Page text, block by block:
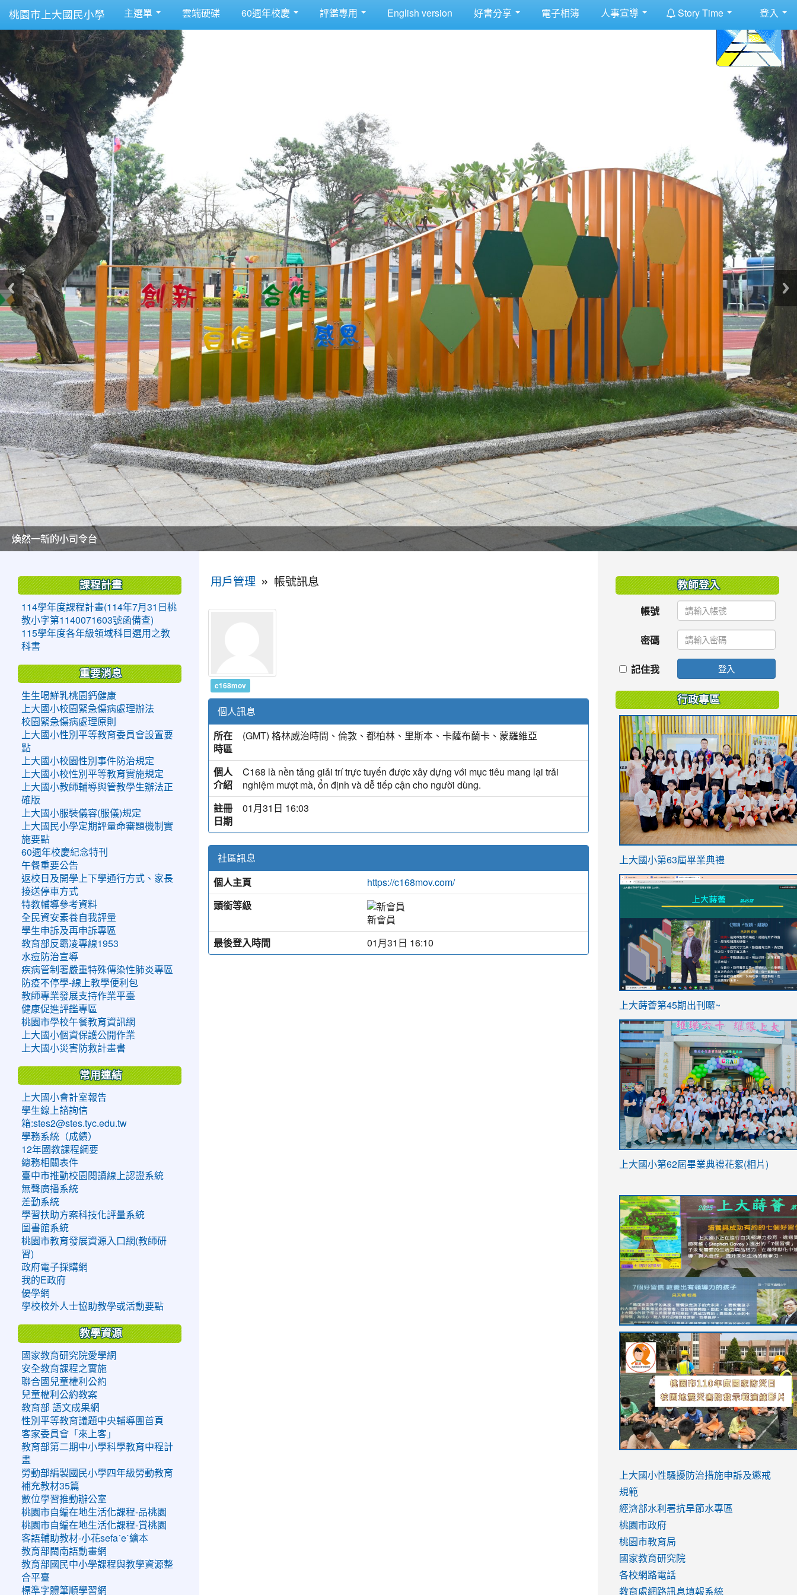
桃園市上大國民小學 主選單 雲端硬碟 60週年校慶 評鑑專用 English version 好書分享 電子相簿 人事宣導 Story Time 登入
美麗的操場是我們活力的來源
美麗的操場是我們活力的來源
煥然一新的小司令台
煥然一新的小司令台
富含桃園埤塘田園風光意象的中廊
富含桃園埤塘田園風光意象的中廊
嶄新的中庭廣場
嶄新的中庭廣場
水生池生生不息
水生池生生不息
用戶管理 » 帳號訊息
c168mov
個人訊息
所在
時區
(GMT) 格林威治時間、倫敦、都柏林、里斯本、卡薩布蘭卡、蒙羅維亞
個人
介紹
C168 là nền tảng giải trí trực tuyến được xây dựng với mục tiêu mang lại trải
nghiệm mượt mà, ổn định và dễ tiếp cận cho người dùng.
註冊
日期
01月31日 16:03
社區訊息
個人主頁
https://c168mov.com/
頭銜等級
新會員
最後登入時間
01月31日 16:10
課程計畫
114學年度課程計畫(114年7月31日桃
教小字第1140071603號函備查)
115學年度各年級領域科目選用之教
科書
重要消息
生生喝鮮乳桃園鈣健康
上大國小校園緊急傷病處理辦法
校園緊急傷病處理原則
上大國小性別平等教育委員會設置要
點
上大國小校園性別事件防治規定
上大國小校性別平等教育實施規定
上大國小教師輔導與管教學生辦法正
確版
上大國小服裝儀容(服儀)規定
上大國民小學定期評量命審題機制實
施要點
60週年校慶紀念特刊
午餐重要公告
返校日及開學上下學通行方式、家長
接送停車方式
特教輔導參考資料
全民資安素養自我評量
學生申訴及再申訴專區
教育部反霸凌專線1953
水痘防治宣導
疾病管制署嚴重特殊傳染性肺炎專區
防疫不停學-線上教學便利包
教師專業發展支持作業平臺
健康促進評鑑專區
桃園市學校午餐教育資訊網
上大國小個資保護公開作業
上大國小災害防救計畫書
常用連結
上大國小會計室報告
學生線上諮詢信
箱:stes2@stes.tyc.edu.tw
學務系統（成績）
12年國教課程綱要
總務相關表件
臺中市推動校園閱讀線上認證系統
無聲廣播系統
差勤系統
學習扶助方案科技化評量系統
圖書館系統
桃園市教育發展資源入口網(教師研
習)
政府電子採購網
我的E政府
優學網
學校校外人士協助教學或活動要點
教學資源
國家教育研究院愛學網
安全教育課程之實施
聯合國兒童權利公約
兒童權利公約教案
教育部 語文成果網
性別平等教育議題中央輔導團首頁
客家委員會「來上客」
教育部第二期中小學科學教育中程計
畫
勞動部編製國民小學四年級勞動教育
補充教材35篇
數位學習推動辦公室
桃園市自編在地生活化課程-品桃園
桃園市自編在地生活化課程-賞桃園
客語輔助教材-小花sefaˊeˋ繪本
教育部閩南語動畫網
教育部國民中小學課程與教學資源整
合平臺
標準字體筆順學習網
教師登入
帳號
密碼
記住我 登入
行政專區
link
https://sites.google.com/stes.tyc.edu.tw/
上大國小第63屆畢業典禮
link
ink
https://sites.google.com/stes.tyc.edu.tw/
link
https://sites.google.com/stes.tyc.edu.tw/
上大蒔薈第45期出刊囉~
link
YfDQppRvyMk686kIw6SBbssEIZ6WnT/
usp=sharing
上大國小第62屆畢業典禮花絮(相片)
to
https://drive.google.com/file/d/1I-
YfDQppRvyMk686kIw6SBbssEIZ6WnT/
usp=sharing
to
https://sites.google.com/stes.tyc.edu.tw/
link
to
https://sites.google.com/stes.tyc.edu.tw/
link
to
https://drive.google.com/file/d/
usp=sharing
link
to
https://youtu.be/jJOMVWY3-
8M
link
to
https://drive.google.com/file/d/
usp=sharing
to
https://www.youtube.com/watch?
v=hC_gdZndU9s
to
https://www.youtube.com/watch?
v=hC_gdZndU9s
link
to
https://www.youtube.com/watch?
v=mfpNykQ0g4M
上大國小性騷擾防治措施申訴及懲戒
規範
經濟部水利署抗旱節水專區
桃園市政府
桃園市教育局
國家教育研究院
各校網路電話
教育處網路訊息填報系統